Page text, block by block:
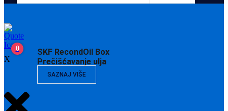
SKF RecondOil Box
Prečišćavanje ulja
SAZNAJ VIŠE
0
X